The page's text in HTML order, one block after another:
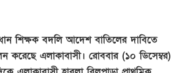
শিক্ষক বদলি আদেশ বাতিলের দাবিতে
করেছে এলাকাবাসী। রোববার (১০ ডিসেম্বর)